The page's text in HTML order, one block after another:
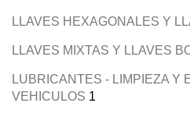
LLAVES HEXAGONALES Y
LLAVES MIXTAS Y LLAVES
LUBRICANTES - LIMPIEZA Y
VEHICULOS 1